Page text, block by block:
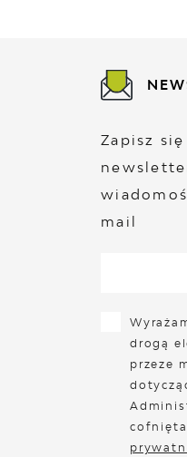
Zapisz
mail
drogą
przeze
cofnięta